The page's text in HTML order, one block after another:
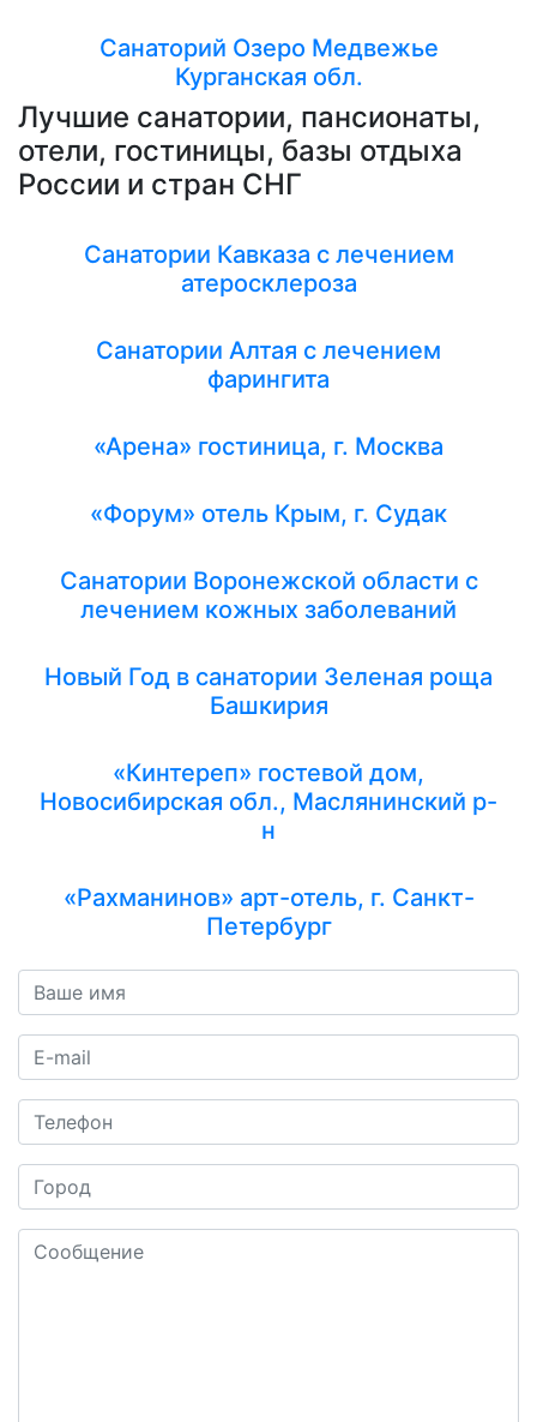
Санаторий Озеро Медвежье
Курганская обл.
Лучшие санатории, пансионаты,
отели, гостиницы, базы отдыха
России и стран СНГ
Санатории Кавказа с лечением
атеросклероза
Санатории Алтая с лечением
фарингита
«Арена» гостиница, г. Москва
«Форум» отель Крым, г. Судак
Санатории Воронежской области с
лечением кожных заболеваний
Новый Год в санатории Зеленая роща
Башкирия
«Кинтереп» гостевой дом,
Новосибирская обл., Маслянинский р-
н
«Рахманинов» арт-отель, г. Санкт-
Петербург